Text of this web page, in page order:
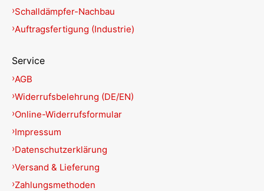
Schalldämpfer-Nachbau
Auftragsfertigung (Industrie)
Service
AGB
Widerrufsbelehrung (DE/EN)
Online-Widerrufsformular
Impressum
Datenschutzerklärung
Versand & Lieferung
Zahlungsmethoden